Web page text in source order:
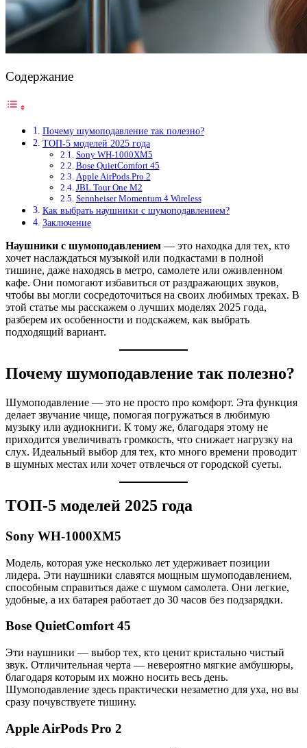
Содержание
Почему шумоподавление так полезно?
ТОП-5 моделей 2025 года
Sony WH-1000XM5
Bose QuietComfort 45
Apple AirPods Pro 2
JBL Tour One M2
Sennheiser Momentum 4 Wireless
Как выбрать наушники с шумоподавлением?
Заключение
Наушники с шумоподавлением — это находка для тех, кто
хочет наслаждаться музыкой или подкастами в полной
тишине, даже находясь в метро, самолете или оживленном
кафе. Они помогают избавиться от раздражающих звуков,
чтобы вы могли сосредоточиться на своих любимых треках. В
этой статье мы расскажем о лучших моделях 2025 года,
разберем их особенности и подскажем, как выбрать
подходящий вариант.
Почему шумоподавление так полезно?
Шумоподавление — это не просто про комфорт. Эта функция
делает звучание чище, помогая погружаться в любимую
музыку или аудиокниги. К тому же, благодаря этому не
приходится увеличивать громкость, что снижает нагрузку на
слух. Идеальный выбор для тех, кто много времени проводит
в шумных местах или хочет отвлечься от городской суеты.
ТОП-5 моделей 2025 года
Sony WH-1000XM5
Модель, которая уже несколько лет удерживает позиции
лидера. Эти наушники славятся мощным шумоподавлением,
способным справиться даже с шумом самолета. Они легкие,
удобные, а их батарея работает до 30 часов без подзарядки.
Bose QuietComfort 45
Эти наушники — выбор тех, кто ценит кристально чистый
звук. Отличительная черта — невероятно мягкие амбушюры,
благодаря которым их можно носить весь день.
Шумоподавление здесь практически незаметно для уха, но вы
сразу почувствуете тишину.
Apple AirPods Pro 2